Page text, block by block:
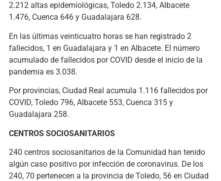
2.212 altas epidemiológicas, Toledo 2.134, Albacete
1.476, Cuenca 646 y Guadalajara 628.
En las últimas veinticuatro horas se han registrado 2
fallecidos, 1 en Guadalajara y 1 en Albacete. El número
acumulado de fallecidos por COVID desde el inicio de la
pandemia es 3.038.
Por provincias, Ciudad Real acumula 1.116 fallecidos por
COVID, Toledo 796, Albacete 553, Cuenca 315 y
Guadalajara 258.
CENTROS SOCIOSANITARIOS
240 centros sociosanitarios de la Comunidad han tenido
algún caso positivo por infección de coronavirus. De los
240, 70 pertenecen a la provincia de Toledo, 56 en Ciudad